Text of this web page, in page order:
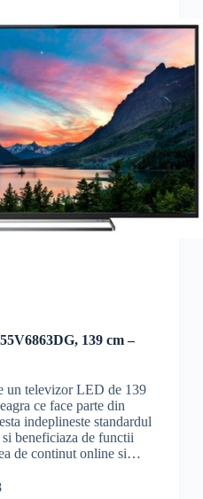
139 cm –
un televizor LED de 139
ce face parte din
indeplineste standardul
beneficiaza de functii
de continut online si…